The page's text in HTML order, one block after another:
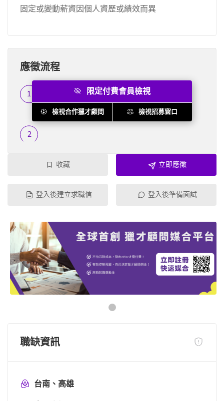
固定或變動薪資因個人資歷或績效而異
應徵流程
履歷篩選
...
限定付費會員檢視
檢視合作獵才顧問 檢視招募窗口
收藏 立即應徵
登入後建立求職信 登入後準備面試
職缺資訊
台南、高雄